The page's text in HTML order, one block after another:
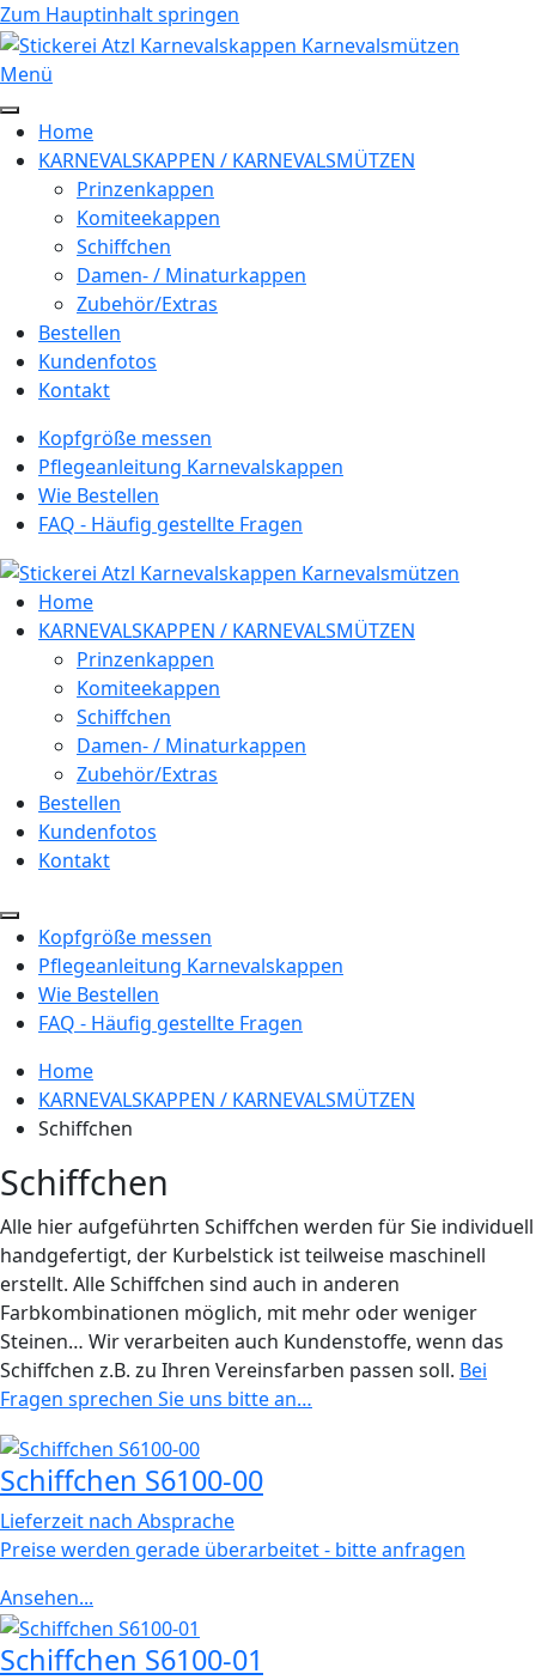
Zum Hauptinhalt springen
Menü
Home
KARNEVALSKAPPEN / KARNEVALSMÜTZEN
Prinzenkappen
Komiteekappen
Schiffchen
Damen- / Minaturkappen
Zubehör/Extras
Bestellen
Kundenfotos
Kontakt
Kopfgröße messen
Pflegeanleitung Karnevalskappen
Wie Bestellen
FAQ - Häufig gestellte Fragen
Home
KARNEVALSKAPPEN / KARNEVALSMÜTZEN
Prinzenkappen
Komiteekappen
Schiffchen
Damen- / Minaturkappen
Zubehör/Extras
Bestellen
Kundenfotos
Kontakt
Kopfgröße messen
Pflegeanleitung Karnevalskappen
Wie Bestellen
FAQ - Häufig gestellte Fragen
Home
KARNEVALSKAPPEN / KARNEVALSMÜTZEN
Schiffchen
Schiffchen
Alle hier aufgeführten Schiffchen werden für Sie individuell
handgefertigt, der Kurbelstick ist teilweise maschinell
erstellt. Alle Schiffchen sind auch in anderen
Farbkombinationen möglich, mit mehr oder weniger
Steinen… Wir verarbeiten auch Kundenstoffe, wenn das
Schiffchen z.B. zu Ihren Vereinsfarben passen soll. Bei
Fragen sprechen Sie uns bitte an…
Schiffchen S6100-00
Lieferzeit nach Absprache
Preise werden gerade überarbeitet - bitte anfragen
Ansehen...
Schiffchen S6100-01